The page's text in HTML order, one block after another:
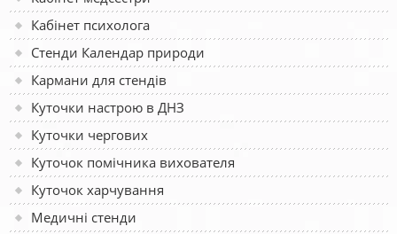
Кабінет психолога
Стенди Календар природи
Кармани для стендів
Куточки настрою в ДНЗ
Куточки чергових
Куточок помічника вихователя
Куточок харчування
Медичні стенди